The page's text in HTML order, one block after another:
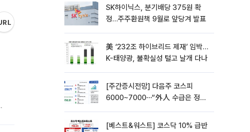
SK하이닉스, 분기배당 375원 확
정…주주환원책 9월로 앞당겨 발표
美 ‘232조 하이브리드 제재’ 임박…
K-태양광, 불확실성 털고 날개 다나
[주간증시전망] 다음주 코스피
6000~7000⋯“外人 수급은 정책
[베스트&워스트] 코스닥 10% 급반